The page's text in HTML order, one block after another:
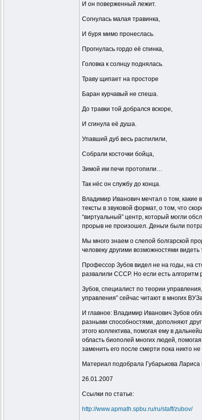
И он поверженный лежит.
Согнулась малая травинка,
И буря мимо пронеслась.
Прогнулась гордо её спинка,
Головка к солнцу поднялась.
Траву щипает на просторе
Баран курчавый не спеша.
До травки той добрался вскоре,
И сгинула её душа.
Упавший дуб весь распилили,
Собрали косточки бойца,
Зимой им печи протопили…
Так нёс он службу до конца.
Владимир Иванович мечтал о том, какие
тексты в звуковой формат, о том, что
“виртуальный” центр, который могли
прорыв не произошел. Деньги были
Мы много знаем о слепой болгарской
человеку другими возможностями
Профессор Зубов видел не на годы, на
развалили СССР. Но если есть алгоритм
Зубов, специалист по теории
управления” сейчас читают в многих
И главное: Владимир Иванович Зубов
разными способностями, дополняют
этого коллектива, помогая ему в
область биополей многих людей,
заменить его после смерти пока никто не
Материал подобрала Губарькова Лариса
26.01.2007
Ссылки по статье:
http://www.apmath.spbu.ru/ru/staff/zubov/